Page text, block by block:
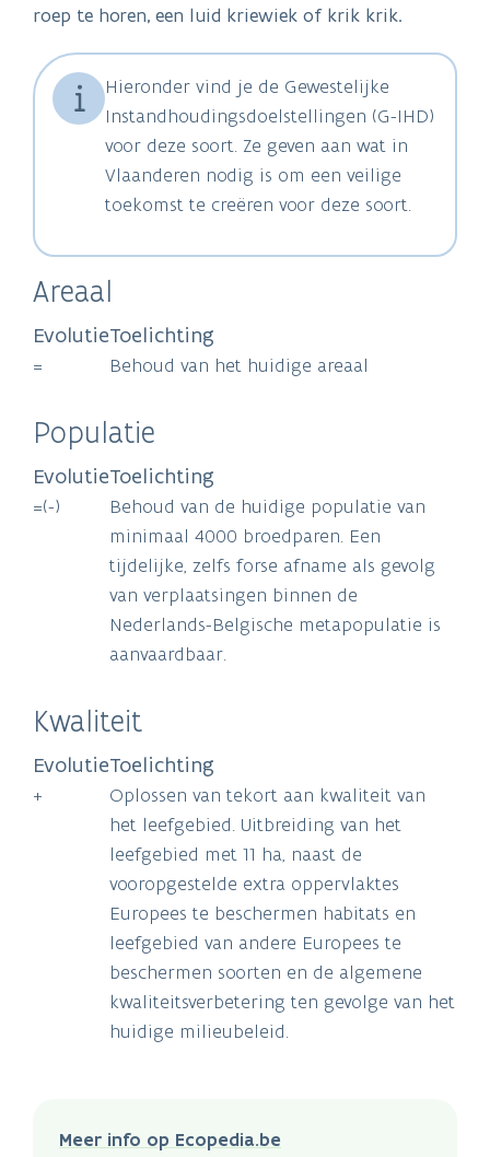
roep te horen, een luid kriewiek of krik krik.
Hieronder vind je de Gewestelijke
Instandhoudingsdoelstellingen (G-IHD)
voor deze soort. Ze geven aan wat in
Vlaanderen nodig is om een veilige
toekomst te creëren voor deze soort.
Areaal
Evolutie
=
Toelichting
Behoud van het huidige areaal
Populatie
Evolutie
=(-)
Toelichting
Behoud van de huidige populatie van
minimaal 4000 broedparen. Een
tijdelijke, zelfs forse afname als gevolg
van verplaatsingen binnen de
Nederlands-Belgische metapopulatie is
aanvaardbaar.
Kwaliteit
Evolutie
+
Toelichting
Oplossen van tekort aan kwaliteit van
het leefgebied. Uitbreiding van het
leefgebied met 11 ha, naast de
vooropgestelde extra oppervlaktes
Europees te beschermen habitats en
leefgebied van andere Europees te
beschermen soorten en de algemene
kwaliteitsverbetering ten gevolge van het
huidige milieubeleid.
Meer info op Ecopedia.be